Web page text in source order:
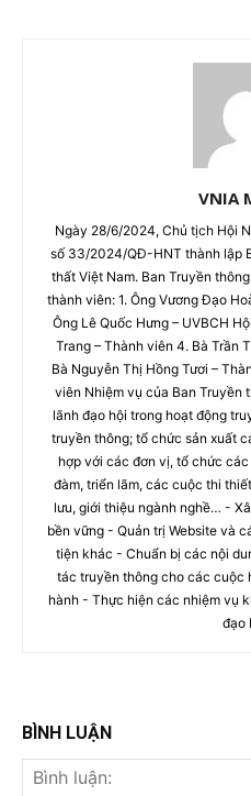
VNIA
Ngày 28/6/2024, Chủ tịch Hội
số 33/2024/QĐ-HNT thành lập
thất Việt Nam. Ban Truyền
thành viên: 1. Ông Vương Đạo
Ông Lê Quốc Hưng – UVBCH
Trang – Thành viên 4. Bà Trần
Bà Nguyễn Thị Hồng Tươi –
viên Nhiệm vụ của Ban Truyền
lãnh đạo hội trong hoạt động
truyền thông; tổ chức sản xuất
hợp với các đơn vị, tổ chức
đàm, triển lãm, các cuộc thi
lưu, giới thiệu ngành nghề… -
bền vững - Quản trị Website và
tiện khác - Chuẩn bị các nội
tác truyền thông cho các cuộc
hành - Thực hiện các nhiệm vụ
đạo
BÌNH LUẬN